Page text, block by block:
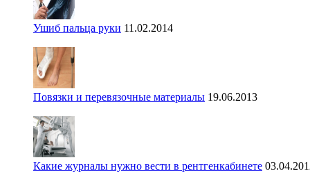
Ушиб пальца руки 11.02.2014
Повязки и перевязочные материалы 19.06.2013
Какие журналы нужно вести в рентгенкабинете